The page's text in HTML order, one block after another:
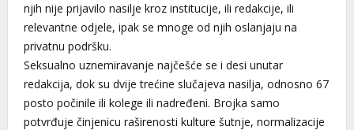
njih nije prijavilo nasilje kroz institucije, ili redakcije, ili
relevantne odjele, ipak se mnoge od njih oslanjaju na
privatnu podršku.
Seksualno uznemiravanje najčešće se i desi unutar
redakcija, dok su dvije trećine slučajeva nasilja, odnosno 67
posto počinile ili kolege ili nadređeni. Brojka samo
potvrđuje činjenicu raširenosti kulture šutnje, normalizacije